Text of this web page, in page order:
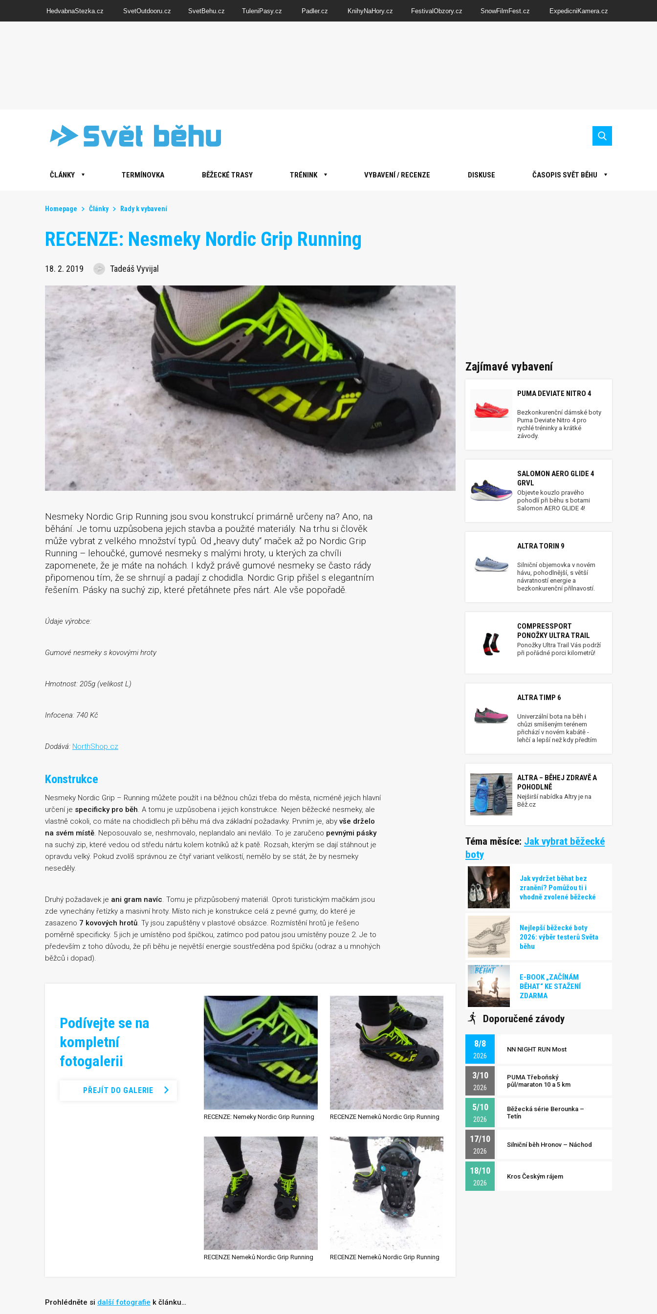
HedvabnaStezka.cz SvetOutdooru.cz SvetBehu.cz TuleniPasy.cz Padler.cz KnihyNaHory.cz FestivalObzory.cz SnowFilmFest.cz ExpedicniKamera.cz
ČLÁNKY TERMÍNOVKA BĚŽECKÉ TRASY TRÉNINK VYBAVENÍ / RECENZE DISKUSE ČASOPIS SVĚT BĚHU
Homepage Články Rady k vybavení
RECENZE: Nesmeky Nordic Grip Running
18. 2. 2019 Tadeáš Vyvijal
Nesmeky Nordic Grip Running jsou svou konstrukcí primárně určeny na? Ano, na
běhání. Je tomu uzpůsobena jejich stavba a použité materiály. Na trhu si člověk
může vybrat z velkého množství typů. Od „heavy duty“ maček až po Nordic Grip
Running – lehoučké, gumové nesmeky s malými hroty, u kterých za chvíli
zapomenete, že je máte na nohách. I když právě gumové nesmeky se často rády
připomenou tím, že se shrnují a padají z chodidla. Nordic Grip přišel s elegantním
řešením. Pásky na suchý zip, které přetáhnete přes nárt. Ale vše popořadě.
Údaje výrobce:
Gumové nesmeky s kovovými hroty
Hmotnost: 205g (velikost L)
Infocena: 740 Kč
Dodává: NorthShop.cz
Konstrukce
Nesmeky Nordic Grip – Running můžete použít i na běžnou chůzi třeba do města, nicméně jejich hlavní
určení je specificky pro běh. A tomu je uzpůsobena i jejich konstrukce. Nejen běžecké nesmeky, ale
vlastně cokoli, co máte na chodidlech při běhu má dva základní požadavky. Prvním je, aby vše drželo
na svém místě. Neposouvalo se, neshrnovalo, neplandalo ani nevlálo. To je zaručeno pevnými pásky
na suchý zip, které vedou od středu nártu kolem kotníků až k patě. Rozsah, kterým se dají stáhnout je
opravdu velký. Pokud zvolíš správnou ze čtyř variant velikostí, nemělo by se stát, že by nesmeky
neseděly.
Druhý požadavek je ani gram navíc. Tomu je přizpůsobený materiál. Oproti turistickým mačkám jsou
zde vynechány řetízky a masivní hroty. Místo nich je konstrukce celá z pevné gumy, do které je
zasazeno 7 kovových hrotů. Ty jsou zapuštěny v plastové obsázce. Rozmístění hrotů je řešeno
poměrně specificky. 5 jich je umístěno pod špičkou, zatímco pod patou jsou umístěny pouze 2. Je to
především z toho důvodu, že při běhu je největší energie soustředěna pod špičku (odraz a u mnohých
běžců i dopad).
Podívejte se na
kompletní
fotogalerii
PŘEJÍT DO GALERIE
RECENZE: Nemeky Nordic Grip Running RECENZE Nemeků Nordic Grip Running
RECENZE Nemeků Nordic Grip Running RECENZE Nemeků Nordic Grip Running
Prohlédněte si další fotografie k článku…
Zajímavé vybavení
PUMA DEVIATE NITRO 4
Bezkonkurenční dámské boty
Puma Deviate Nitro 4 pro
rychlé tréninky a krátké
závody.
SALOMON AERO GLIDE 4
GRVL
Objevte kouzlo pravého
pohodlí při běhu s botami
Salomon AERO GLIDE 4!
ALTRA TORIN 9
Silniční objemovka v novém
hávu, pohodlnější, s větší
návratností energie a
bezkonkurenční přilnavostí.
COMPRESSPORT
PONOŽKY ULTRA TRAIL
Ponožky Ultra Trail Vás podrží
při pořádné porci kilometrů!
ALTRA TIMP 6
Univerzální bota na běh i
chůzi smíšeným terénem
přichází v novém kabátě -
lehčí a lepší než kdy předtím
ALTRA – BĚHEJ ZDRAVĚ A
POHODLNĚ
Nejširší nabídka Altry je na
Běž.cz
Téma měsíce: Jak vybrat běžecké
boty
Jak vydržet běhat bez
zranění? Pomůžou ti i
vhodně zvolené běžecké
Nejlepší běžecké boty
2026: výběr testerů Světa
běhu
E-BOOK „ZAČÍNÁM
BĚHAT“ KE STAŽENÍ
ZDARMA
Doporučené závody
8/8
2026
NN NIGHT RUN Most
3/10
2026
PUMA Třeboňský
půl/maraton 10 a 5 km
5/10
2026
Běžecká série Berounka –
Tetín
17/10
2026
Silniční běh Hronov – Náchod
18/10
2026
Kros Českým rájem